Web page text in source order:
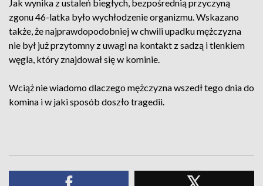
Jak wynika z ustaleń biegłych, bezpośrednią przyczyną
zgonu 46-latka było wychłodzenie organizmu. Wskazano
także, że najprawdopodobniej w chwili upadku mężczyzna
nie był już przytomny z uwagi na kontakt z sadzą i tlenkiem
węgla, który znajdował się w kominie.
Wciąż nie wiadomo dlaczego mężczyzna wszedł tego dnia do
komina i w jaki sposób doszło tragedii.